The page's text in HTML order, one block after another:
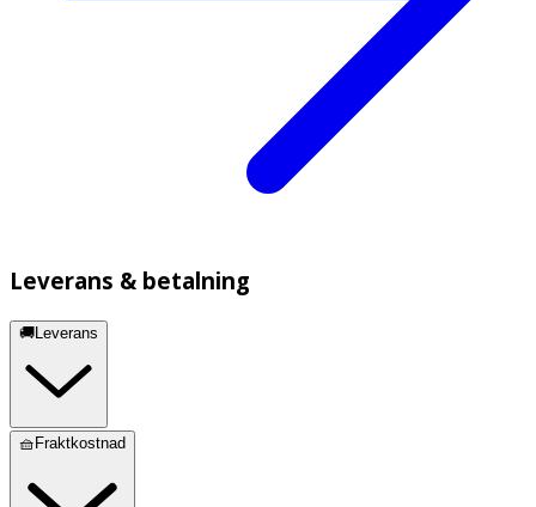
Leverans & betalning
🚚Leverans
🧺Fraktkostnad